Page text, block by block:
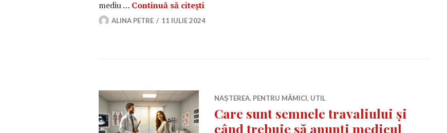
mediu … Continuă să citești
ALINA PETRE 11 IULIE 2024
NAȘTEREA, PENTRU MĂMICI, UTIL
Care sunt semnele travaliului și
când trebuie să anunți medicul